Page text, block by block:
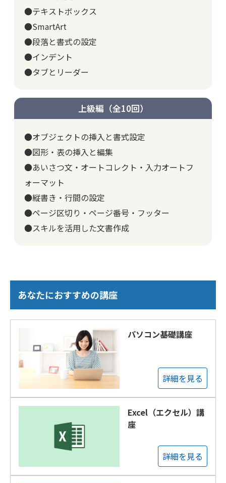
●テキストボックス
●SmartArt
●段落と書式の設定
●インデント
●タブとリーダー
上級編（全10回）
●オブジェクトの挿入と書式設定
●図形・表の挿入と編集
●あいさつ文・オートコレクト・入力オートフ
ォーマット
●縦書き・行間の設定
●ページ区切り・ページ番号・フッター
●スキルを活用した文書作成
あなたにおすすめの講座
パソコン基礎講座
詳細を見る
Excel（エクセル）講
座
詳細を見る